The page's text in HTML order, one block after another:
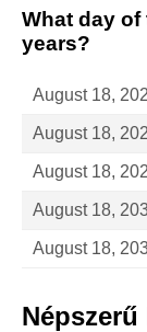
What day
years?
August 18,
August 18,
August 18,
August 18,
August 18,